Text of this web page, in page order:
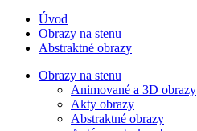
Úvod
Obrazy na stenu
Abstraktné obrazy
Obrazy na stenu
Animované a 3D obrazy
Akty obrazy
Abstraktné obrazy